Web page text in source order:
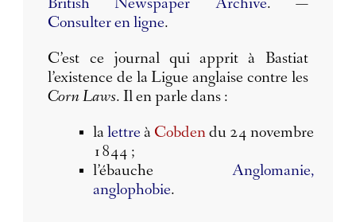
British Newspaper Archive. —
Consulter en ligne.
C’est ce journal qui apprit à Bastiat
l’existence de la Ligue anglaise contre les
Corn Laws. Il en parle dans :
lalettre à Cobdendu 24 novembre
1844 ;
l’ébauche Anglomanie,
anglophobie.